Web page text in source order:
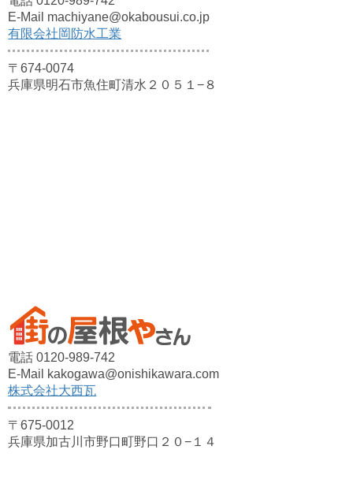
E-Mail machiyane@okabousui.co.jp
有限会社岡防水工業
〒674-0074
兵庫県明石市魚住町清水２０５１−８
電話 0120-989-742
E-Mail kakogawa@onishikawara.com
株式会社大西瓦
〒675-0012
兵庫県加古川市野口町野口２０−１４